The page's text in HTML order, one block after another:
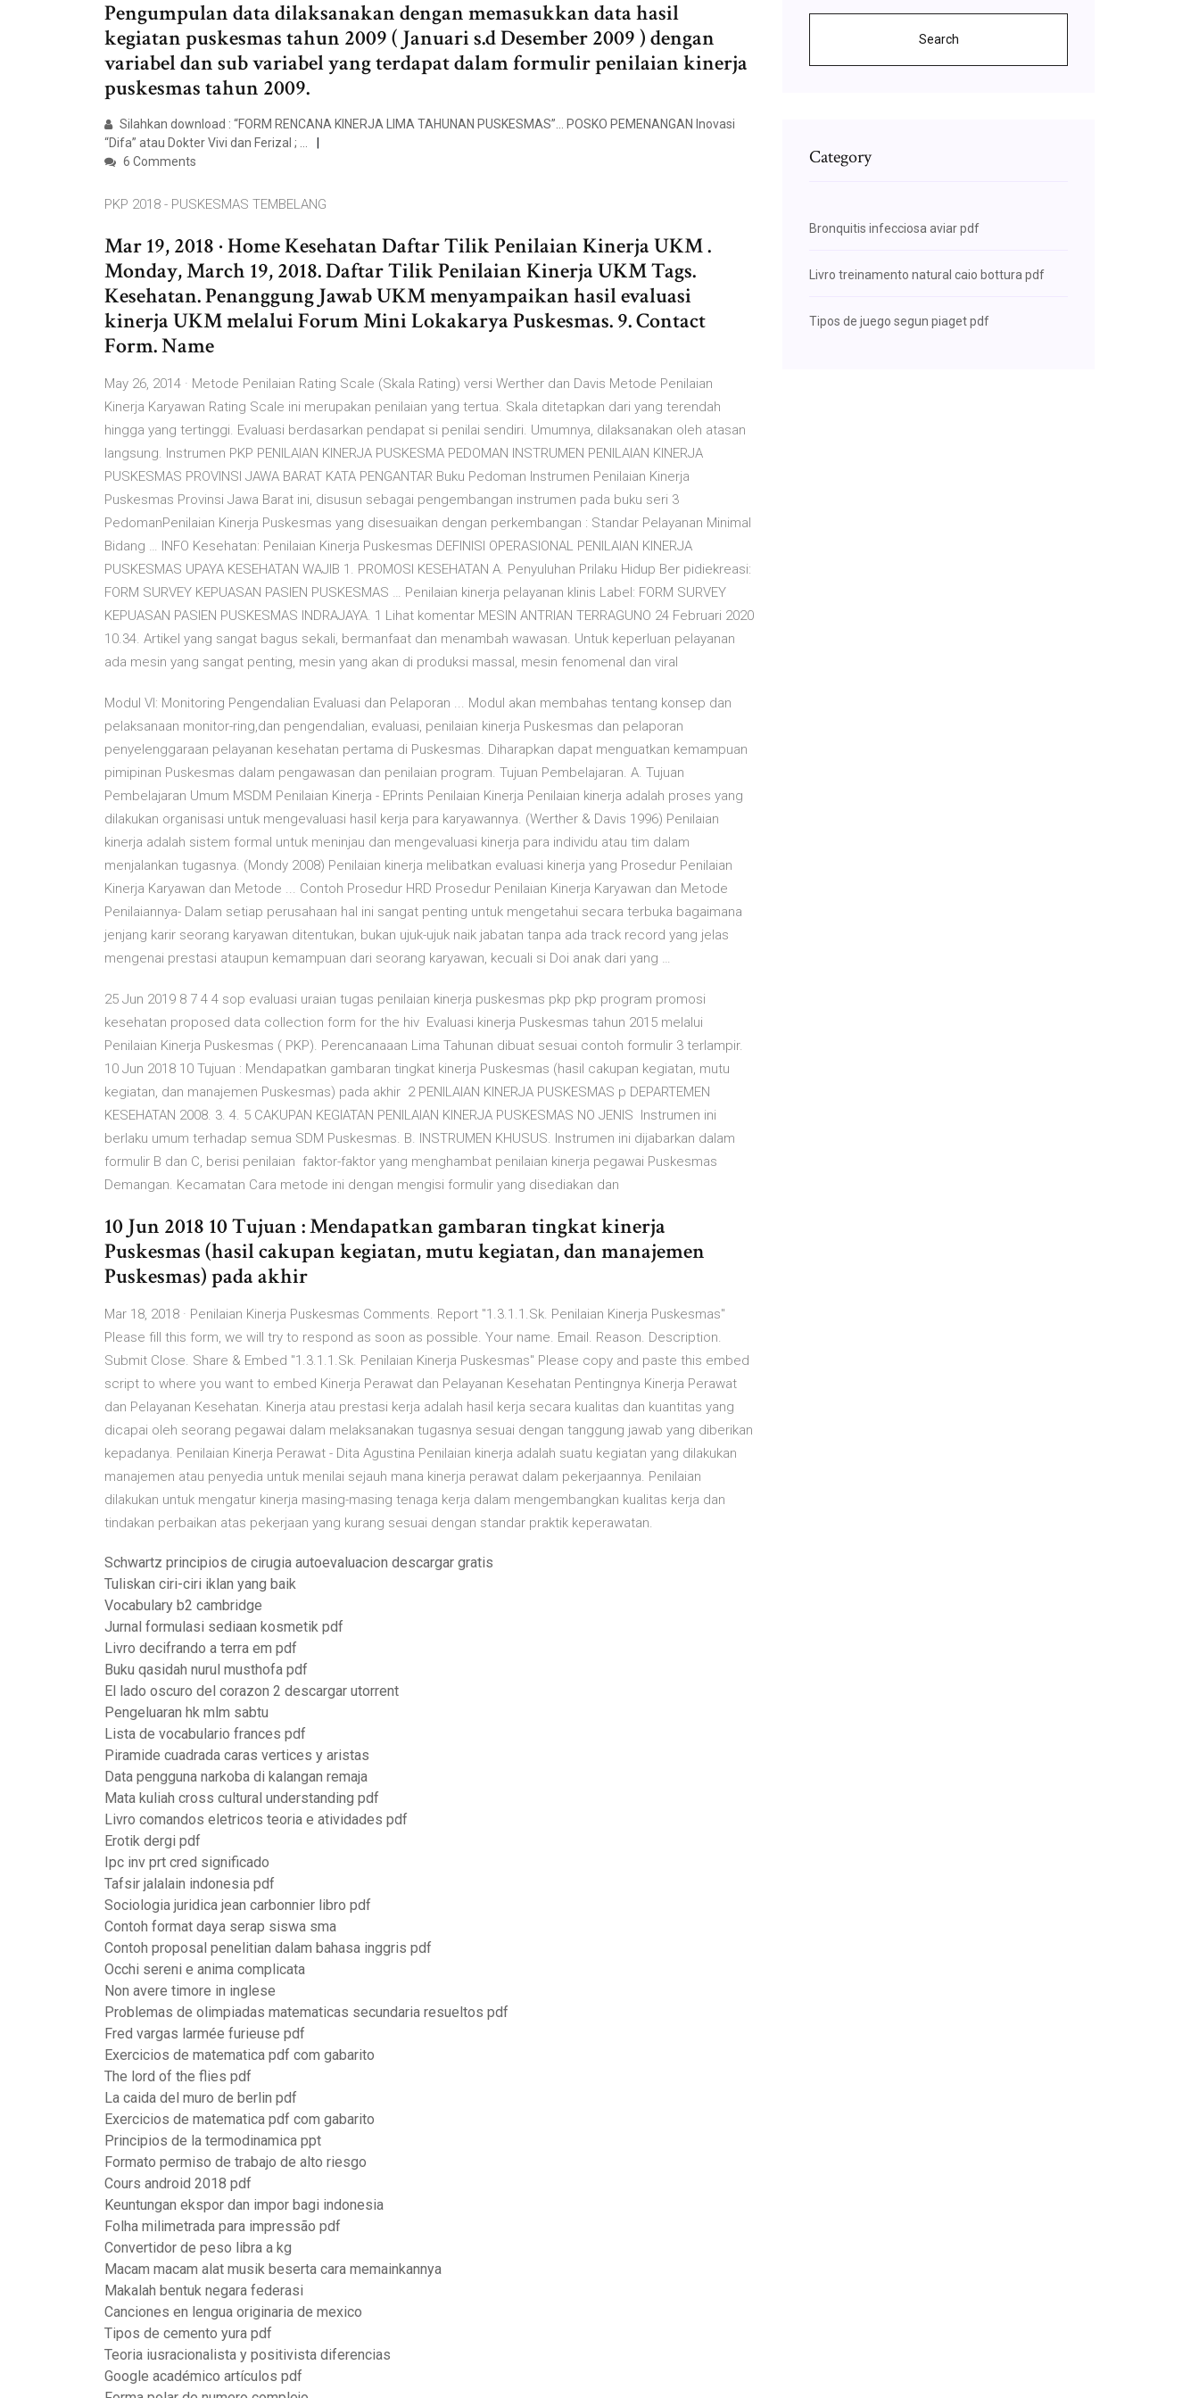
Pengumpulan data dilaksanakan dengan memasukkan data hasil
kegiatan puskesmas tahun 2009 ( Januari s.d Desember 2009 ) dengan
variabel dan sub variabel yang terdapat dalam formulir penilaian kinerja
puskesmas tahun 2009.
Silahkan download : “FORM RENCANA KINERJA LIMA TAHUNAN PUSKESMAS”… POSKO PEMENANGAN Inovasi
“Difa” atau Dokter Vivi dan Ferizal ; …
6 Comments
PKP 2018 - PUSKESMAS TEMBELANG
Mar 19, 2018 · Home Kesehatan Daftar Tilik Penilaian Kinerja UKM .
Monday, March 19, 2018. Daftar Tilik Penilaian Kinerja UKM Tags.
Kesehatan. Penanggung Jawab UKM menyampaikan hasil evaluasi
kinerja UKM melalui Forum Mini Lokakarya Puskesmas. 9. Contact
Form. Name
May 26, 2014 · Metode Penilaian Rating Scale (Skala Rating) versi Werther dan Davis Metode Penilaian
Kinerja Karyawan Rating Scale ini merupakan penilaian yang tertua. Skala ditetapkan dari yang terendah
hingga yang tertinggi. Evaluasi berdasarkan pendapat si penilai sendiri. Umumnya, dilaksanakan oleh atasan
langsung. Instrumen PKP PENILAIAN KINERJA PUSKESMA PEDOMAN INSTRUMEN PENILAIAN KINERJA
PUSKESMAS PROVINSI JAWA BARAT KATA PENGANTAR Buku Pedoman Instrumen Penilaian Kinerja
Puskesmas Provinsi Jawa Barat ini, disusun sebagai pengembangan instrumen pada buku seri 3
PedomanPenilaian Kinerja Puskesmas yang disesuaikan dengan perkembangan : Standar Pelayanan Minimal
Bidang … INFO Kesehatan: Penilaian Kinerja Puskesmas DEFINISI OPERASIONAL PENILAIAN KINERJA
PUSKESMAS UPAYA KESEHATAN WAJIB 1. PROMOSI KESEHATAN A. Penyuluhan Prilaku Hidup Ber pidiekreasi:
FORM SURVEY KEPUASAN PASIEN PUSKESMAS … Penilaian kinerja pelayanan klinis Label: FORM SURVEY
KEPUASAN PASIEN PUSKESMAS INDRAJAYA. 1 Lihat komentar MESIN ANTRIAN TERRAGUNO 24 Februari 2020
10.34. Artikel yang sangat bagus sekali, bermanfaat dan menambah wawasan. Untuk keperluan pelayanan
ada mesin yang sangat penting, mesin yang akan di produksi massal, mesin fenomenal dan viral
Modul VI: Monitoring Pengendalian Evaluasi dan Pelaporan ... Modul akan membahas tentang konsep dan
pelaksanaan monitor-ring,dan pengendalian, evaluasi, penilaian kinerja Puskesmas dan pelaporan
penyelenggaraan pelayanan kesehatan pertama di Puskesmas. Diharapkan dapat menguatkan kemampuan
pimipinan Puskesmas dalam pengawasan dan penilaian program. Tujuan Pembelajaran. A. Tujuan
Pembelajaran Umum MSDM Penilaian Kinerja - EPrints Penilaian Kinerja Penilaian kinerja adalah proses yang
dilakukan organisasi untuk mengevaluasi hasil kerja para karyawannya. (Werther & Davis 1996) Penilaian
kinerja adalah sistem formal untuk meninjau dan mengevaluasi kinerja para individu atau tim dalam
menjalankan tugasnya. (Mondy 2008) Penilaian kinerja melibatkan evaluasi kinerja yang Prosedur Penilaian
Kinerja Karyawan dan Metode ... Contoh Prosedur HRD Prosedur Penilaian Kinerja Karyawan dan Metode
Penilaiannya- Dalam setiap perusahaan hal ini sangat penting untuk mengetahui secara terbuka bagaimana
jenjang karir seorang karyawan ditentukan, bukan ujuk-ujuk naik jabatan tanpa ada track record yang jelas
mengenai prestasi ataupun kemampuan dari seorang karyawan, kecuali si Doi anak dari yang …
25 Jun 2019 8 7 4 4 sop evaluasi uraian tugas penilaian kinerja puskesmas pkp pkp program promosi
kesehatan proposed data collection form for the hiv Evaluasi kinerja Puskesmas tahun 2015 melalui
Penilaian Kinerja Puskesmas ( PKP). Perencanaaan Lima Tahunan dibuat sesuai contoh formulir 3 terlampir.
10 Jun 2018 10 Tujuan : Mendapatkan gambaran tingkat kinerja Puskesmas (hasil cakupan kegiatan, mutu
kegiatan, dan manajemen Puskesmas) pada akhir 2 PENILAIAN KINERJA PUSKESMAS p DEPARTEMEN
KESEHATAN 2008. 3. 4. 5 CAKUPAN KEGIATAN PENILAIAN KINERJA PUSKESMAS NO JENIS Instrumen ini
berlaku umum terhadap semua SDM Puskesmas. B. INSTRUMEN KHUSUS. Instrumen ini dijabarkan dalam
formulir B dan C, berisi penilaian faktor-faktor yang menghambat penilaian kinerja pegawai Puskesmas
Demangan. Kecamatan Cara metode ini dengan mengisi formulir yang disediakan dan
10 Jun 2018 10 Tujuan : Mendapatkan gambaran tingkat kinerja
Puskesmas (hasil cakupan kegiatan, mutu kegiatan, dan manajemen
Puskesmas) pada akhir
Mar 18, 2018 · Penilaian Kinerja Puskesmas Comments. Report "1.3.1.1.Sk. Penilaian Kinerja Puskesmas"
Please fill this form, we will try to respond as soon as possible. Your name. Email. Reason. Description.
Submit Close. Share & Embed "1.3.1.1.Sk. Penilaian Kinerja Puskesmas" Please copy and paste this embed
script to where you want to embed Kinerja Perawat dan Pelayanan Kesehatan Pentingnya Kinerja Perawat
dan Pelayanan Kesehatan. Kinerja atau prestasi kerja adalah hasil kerja secara kualitas dan kuantitas yang
dicapai oleh seorang pegawai dalam melaksanakan tugasnya sesuai dengan tanggung jawab yang diberikan
kepadanya. Penilaian Kinerja Perawat - Dita Agustina Penilaian kinerja adalah suatu kegiatan yang dilakukan
manajemen atau penyedia untuk menilai sejauh mana kinerja perawat dalam pekerjaannya. Penilaian
dilakukan untuk mengatur kinerja masing-masing tenaga kerja dalam mengembangkan kualitas kerja dan
tindakan perbaikan atas pekerjaan yang kurang sesuai dengan standar praktik keperawatan.
Schwartz principios de cirugia autoevaluacion descargar gratis
Tuliskan ciri-ciri iklan yang baik
Vocabulary b2 cambridge
Jurnal formulasi sediaan kosmetik pdf
Livro decifrando a terra em pdf
Buku qasidah nurul musthofa pdf
El lado oscuro del corazon 2 descargar utorrent
Pengeluaran hk mlm sabtu
Lista de vocabulario frances pdf
Piramide cuadrada caras vertices y aristas
Data pengguna narkoba di kalangan remaja
Mata kuliah cross cultural understanding pdf
Livro comandos eletricos teoria e atividades pdf
Erotik dergi pdf
Ipc inv prt cred significado
Tafsir jalalain indonesia pdf
Sociologia juridica jean carbonnier libro pdf
Contoh format daya serap siswa sma
Contoh proposal penelitian dalam bahasa inggris pdf
Occhi sereni e anima complicata
Non avere timore in inglese
Problemas de olimpiadas matematicas secundaria resueltos pdf
Fred vargas larmée furieuse pdf
Exercicios de matematica pdf com gabarito
The lord of the flies pdf
La caida del muro de berlin pdf
Exercicios de matematica pdf com gabarito
Principios de la termodinamica ppt
Formato permiso de trabajo de alto riesgo
Cours android 2018 pdf
Keuntungan ekspor dan impor bagi indonesia
Folha milimetrada para impressão pdf
Convertidor de peso libra a kg
Macam macam alat musik beserta cara memainkannya
Makalah bentuk negara federasi
Canciones en lengua originaria de mexico
Tipos de cemento yura pdf
Teoria iusracionalista y positivista diferencias
Google académico artículos pdf
Search
Category
Bronquitis infecciosa aviar pdf
Livro treinamento natural caio bottura pdf
Tipos de juego segun piaget pdf